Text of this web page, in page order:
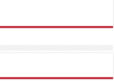
TipobetMatadorbetMariobet